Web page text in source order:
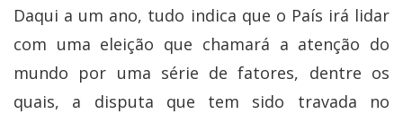
Daqui a um ano, tudo indica que o País irá lidar
com uma eleição que chamará a atenção do
mundo por uma série de fatores, dentre os
quais, a disputa que tem sido travada no